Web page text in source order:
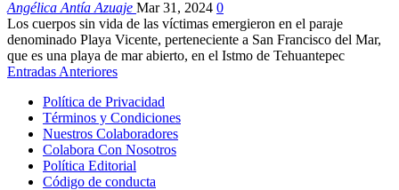
Angélica Antía Azuaje Mar 31, 2024 0
Los cuerpos sin vida de las víctimas emergieron en el paraje
denominado Playa Vicente, perteneciente a San Francisco del Mar,
que es una playa de mar abierto, en el Istmo de Tehuantepec
Entradas Anteriores
Política de Privacidad
Términos y Condiciones
Nuestros Colaboradores
Colabora Con Nosotros
Política Editorial
Código de conducta